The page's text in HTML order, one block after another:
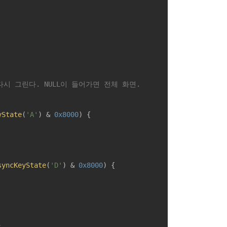
그린다. NULL이 들어가면 전체 화면.
( 'A' ) & 0x8000) {
( 'D' ) & 0x8000) {